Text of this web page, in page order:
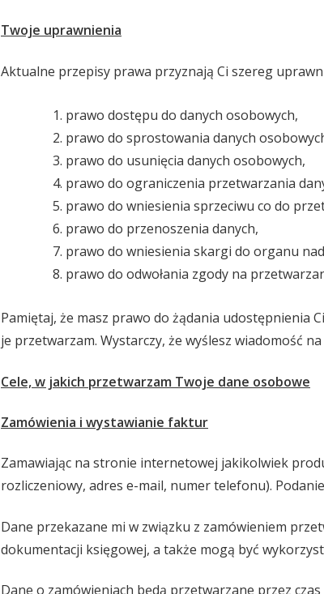
Twoje uprawnienia
Aktualne przepisy prawa przyznają Ci szereg
prawo dostępu do danych osobowych,
prawo do sprostowania danych
prawo do usunięcia danych osobowych,
prawo do ograniczenia przetwarzania
prawo do wniesienia sprzeciwu co do
prawo do przenoszenia danych,
prawo do wniesienia skargi do organu
prawo do odwołania zgody na
Pamiętaj, że masz prawo do żądania udostępnienia
je przetwarzam. Wystarczy, że wyślesz wiadomość
Cele, w jakich przetwarzam Twoje dane osobowe
Zamówienia i wystawianie faktur
Zamawiając na stronie internetowej jakikolwiek
rozliczeniowy, adres e-mail, numer telefonu).
Dane przekazane mi w związku z zamówieniem
dokumentacji księgowej, a także mogą być
Dane o zamówieniach będą przetwarzane przez